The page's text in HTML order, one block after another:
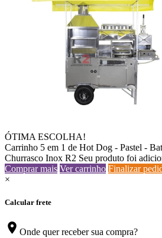
ÓTIMA ESCOLHA!
Carrinho 5 em 1 de Hot Dog - Pastel -
Churrasco Inox R2 Seu produto foi
Comprar mais Ver carrinho Finalizar
×
Calcular frete
location_on Onde quer receber sua compra?